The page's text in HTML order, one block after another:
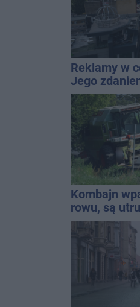
Reklamy w
Jego
Wroński jest
[akt.]
Kombajn
rowu, są